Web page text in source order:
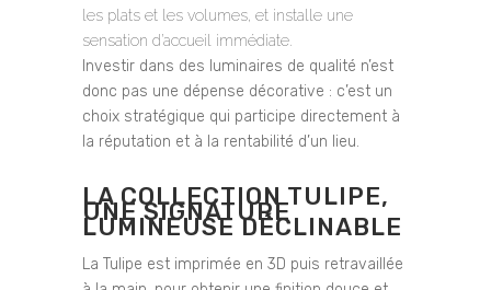
les plats et les volumes, et installe une
sensation d’accueil immédiate.
Investir dans des luminaires de qualité n’est
donc pas une dépense décorative : c’est un
choix stratégique qui participe directement à
la réputation et à la rentabilité d’un lieu.
LA COLLECTION TULIPE,
UNE SIGNATURE
LUMINEUSE DÉCLINABLE
La Tulipe est imprimée en 3D puis retravaillée